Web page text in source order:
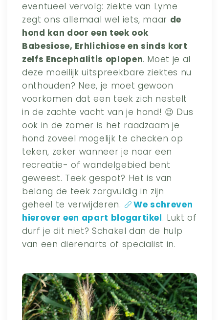
eventueel vervolg: ziekte van Lyme
zegt ons allemaal wel iets, maar de
hond kan door een teek ook
Babesiose, Erhlichiose en sinds kort
zelfs Encephalitis oplopen. Moet je al
deze moeilijk uitspreekbare ziektes nu
onthouden? Nee, je moet gewoon
voorkomen dat een teek zich nestelt
in de zachte vacht van je hond! 😉 Dus
ook in de zomer is het raadzaam je
hond zoveel mogelijk te checken op
teken, zeker wanneer je naar een
recreatie- of wandelgebied bent
geweest. Teek gespot? Het is van
belang de teek zorgvuldig in zijn
geheel te verwijderen.
We schreven
hierover een apart blogartikel. Lukt of
durf je dit niet? Schakel dan de hulp
van een dierenarts of specialist in.